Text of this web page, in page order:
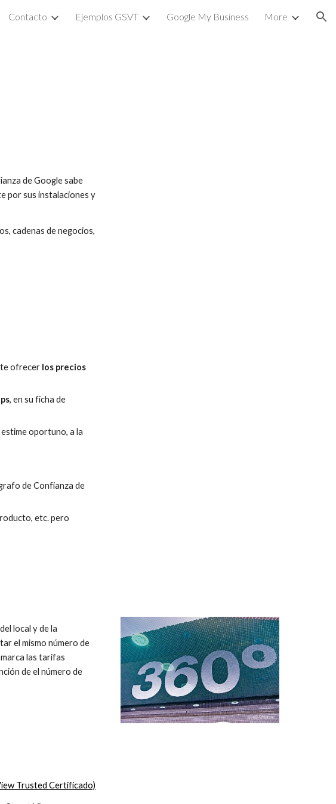
Skip to navigation
Contacto Ejemplos GSVT Google My Business More
de Google sabe
por sus instalaciones y
cadenas de negocios,
ofrecer los precios
, en su ficha de
oportuno, a la
de Confianza de
etc. pero
local y de la
el mismo número de
las tarifas
de el número de
Trusted Certificado)